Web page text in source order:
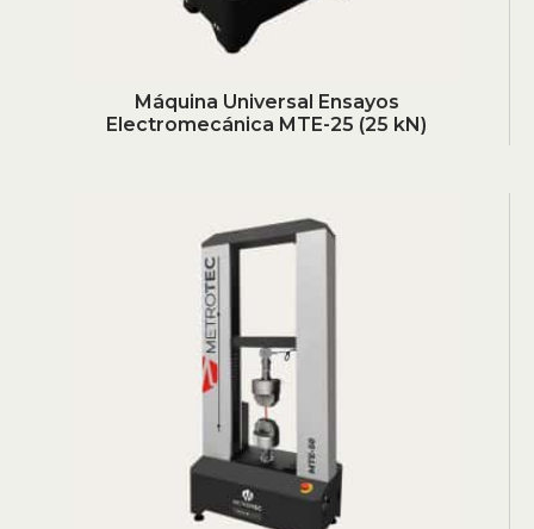
Máquina Universal Ensayos
Electromecánica MTE-25 (25 kN)